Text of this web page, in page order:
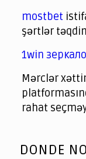
spintiger
Avabet
Spinrise
Crown Green
Crowngreen
슈가 러쉬
crazy time
parimatch.kr
winorio
winorio
winorio
mostbet
şərtlər
1win зеркало
Mərclər
rahat
of
DONDE